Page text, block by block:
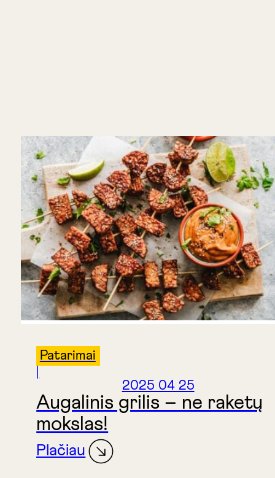
Patarimai
2025 04 25
Augalinis grilis – ne raketų
mokslas!
Plačiau